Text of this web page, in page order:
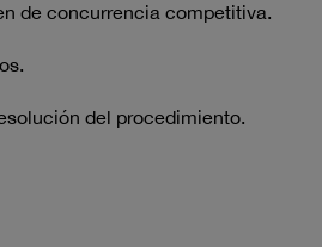
de concurrencia competitiva.
del procedimiento.